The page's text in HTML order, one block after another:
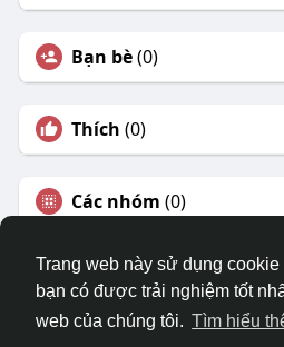
Trang web này sử dụng cookie
bạn có được trải nghiệm tốt
web của chúng tôi. Tìm hiểu
Bạn bè(0)
Thích (0)
Các nhóm (0)
© 2026
Nhà
Bao Quát Liên hệ chúng